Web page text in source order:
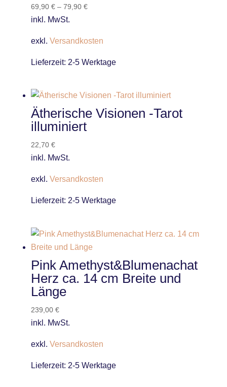
69,90 €– 79,90 €
inkl. MwSt.
exkl. Versandkosten
Lieferzeit: 2-5 Werktage
Ätherische Visionen -Tarot
illuminiert
22,70 €
inkl. MwSt.
exkl. Versandkosten
Lieferzeit: 2-5 Werktage
Pink Amethyst&Blumenachat
Herz ca. 14 cm Breite und
Länge
239,00 €
inkl. MwSt.
exkl. Versandkosten
Lieferzeit: 2-5 Werktage